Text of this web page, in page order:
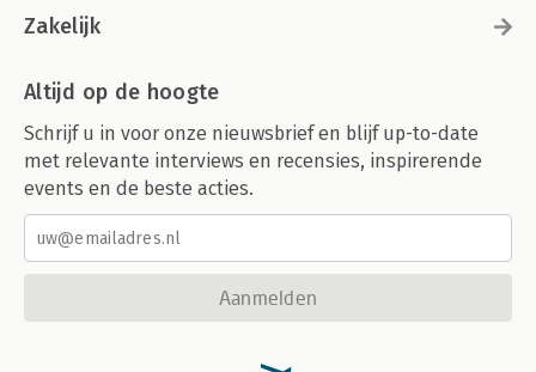
Zakelijk
Altijd op de hoogte
Schrijf u in voor onze nieuwsbrief en blijf up-to-date
met relevante interviews en recensies, inspirerende
events en de beste acties.
Aanmelden